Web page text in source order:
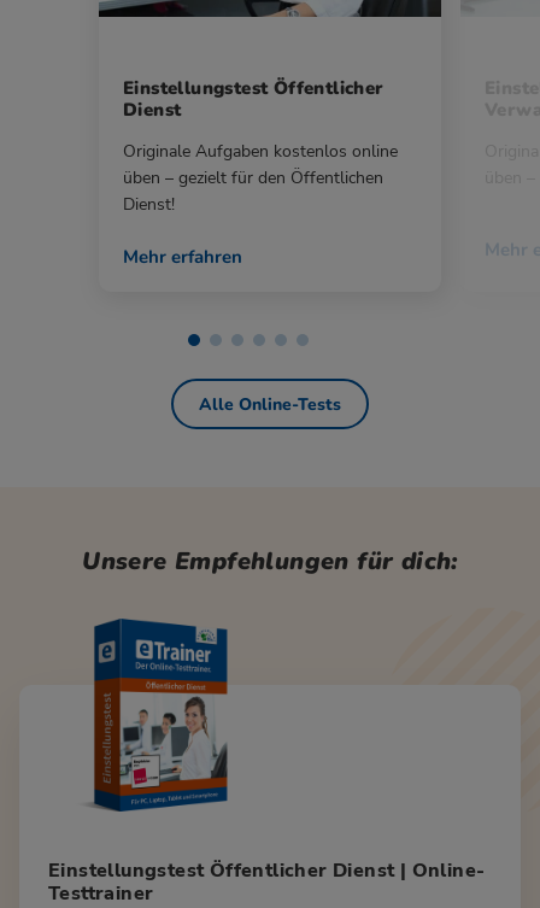
Einstellungstest Öffentlicher
Dienst
Originale Aufgaben kostenlos online
üben – gezielt für den Öffentlichen
Dienst!
Mehr erfahren Mehr
Alle Online-Tests
Unsere Empfehlungen für dich:
Einstellungstest Öffentlicher Dienst | Online-
Testtrainer